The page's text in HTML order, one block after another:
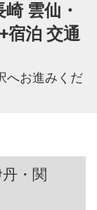
雲仙・
宿泊 交通
へお進みくだ
・関